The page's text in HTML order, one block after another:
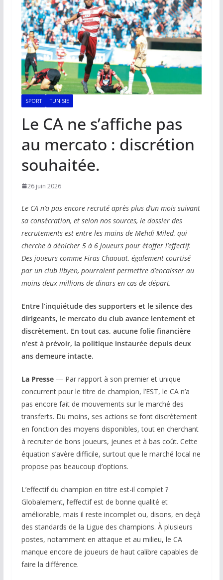
SPORT TUNISIE
Le CA ne s’affiche pas
au mercato : discrétion
souhaitée.
26 juin 2026
Le CA n’a pas encore recruté après plus d’un mois suivant
sa consécration, et selon nos sources, le dossier des
recrutements est entre les mains de Mehdi Miled, qui
cherche à dénicher 5 à 6 joueurs pour étoffer l’effectif.
Des joueurs comme Firas Chaouat, également courtisé
par un club libyen, pourraient permettre d’encaisser au
moins deux millions de dinars en cas de départ.
Entre l’inquiétude des supporters et le silence des
dirigeants, le mercato du club avance lentement et
discrètement. En tout cas, aucune folie financière
n’est à prévoir, la politique instaurée depuis deux
ans demeure intacte.
La Presse— Par rapport à son premier et unique
concurrent pour le titre de champion, l’EST, le CA n’a
pas encore fait de mouvements sur le marché des
transferts. Du moins, ses actions se font discrètement
en fonction des moyens disponibles, tout en cherchant
à recruter de bons joueurs, jeunes et à bas coût. Cette
équation s’avère difficile, surtout que le marché local ne
propose pas beaucoup d’options.
L’effectif du champion en titre est-il complet ?
Globalement, l’effectif est de bonne qualité et
améliorable, mais il reste incomplet ou, disons, en deçà
des standards de la Ligue des champions. À plusieurs
postes, notamment en attaque et au milieu, le CA
manque encore de joueurs de haut calibre capables de
faire la différence.